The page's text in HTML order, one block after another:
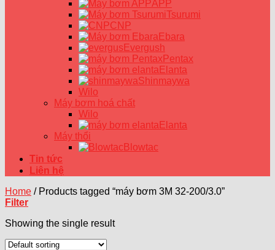
APP
Tsurumi
CNP
Ebara
Evergush
Pentax
Elanta
Shinmaywa
Wilo
Máy bơm hoá chất
Wilo
Elanta
Máy thổi
Blowtac
Tin tức
Liên hệ
Home /Products tagged “máy bơm 3M 32-200/3.0”
Filter
Showing the single result